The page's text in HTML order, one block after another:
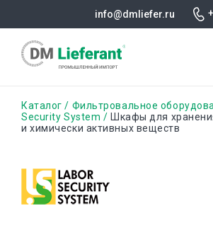
основному
info@dmliefer.ru
Строка
навигации
Каталог Фильтровальное
Security System
Шкафы для
и химически активных веществ